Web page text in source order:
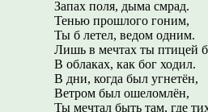
Запах поля, дыма смрад.
Тенью прошлого гоним,
Ты б летел, ведом одним.
Лишь в мечтах ты птицей
В облаках, как бог ходил.
В дни, когда был угнетён,
Ветром был ошеломлён,
Ты мечтал быть там, где